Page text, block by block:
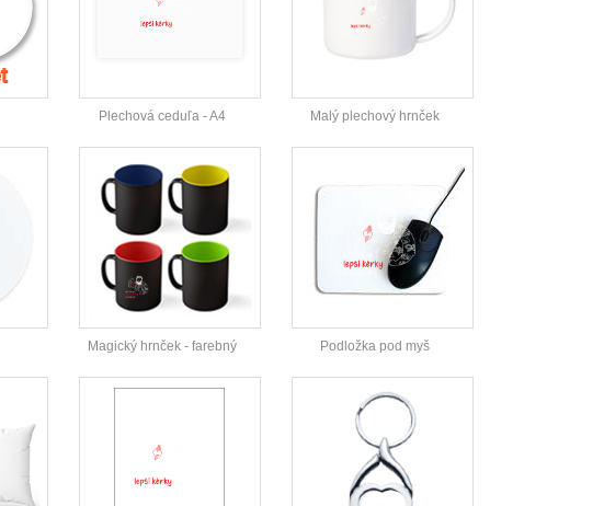
Plechová ceduľa - A4 Malý plechový hrnček
Magický hrnček - farebný Podložka pod myš